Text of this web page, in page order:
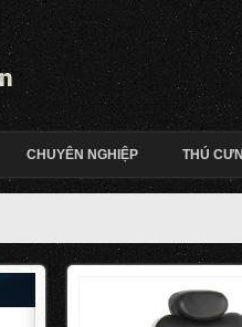
CHUYÊN NGHIỆP THÚ